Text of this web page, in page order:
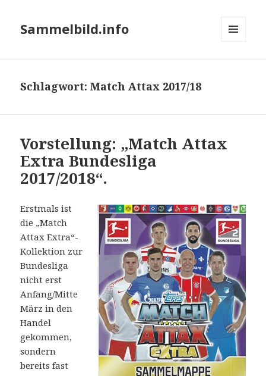
Sammelbild.info
Schlagwort:Match Attax 2017/18
Vorstellung: „Match Attax
Extra Bundesliga
2017/2018“.
Erstmals ist
die „Match
Attax Extra“-
Kollektion zur
Bundesliga
nicht erst
Anfang/Mitte
März in den
Handel
gekommen,
sondern
bereits fast